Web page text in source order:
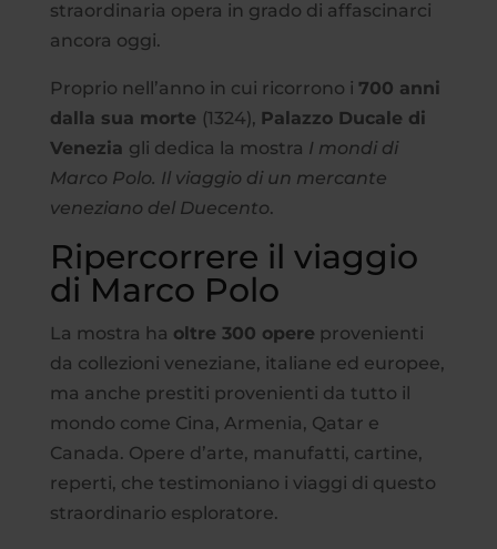
straordinaria opera in grado di affascinarci
ancora oggi.
Proprio nell’anno in cui ricorrono i 700 anni
dalla sua morte (1324), Palazzo Ducale di
Venezia gli dedica la mostra I mondi di
Marco Polo. Il viaggio di un mercante
veneziano del Duecento.
Ripercorrere il viaggio
di Marco Polo
La mostra ha oltre 300 opere provenienti
da collezioni veneziane, italiane ed europee,
ma anche prestiti provenienti da tutto il
mondo come Cina, Armenia, Qatar e
Canada. Opere d’arte, manufatti, cartine,
reperti, che testimoniano i viaggi di questo
straordinario esploratore.